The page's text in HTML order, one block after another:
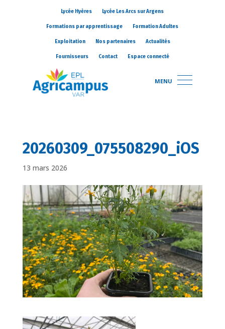
Lycée Hyères Lycée Les Arcs sur Argens
Formations par apprentissage Formation Adultes
Exploitation Nos partenaires Actualités
Fournisseurs Contact Espace connecté
MENU
20260309_075508290_iOS
13 mars 2026